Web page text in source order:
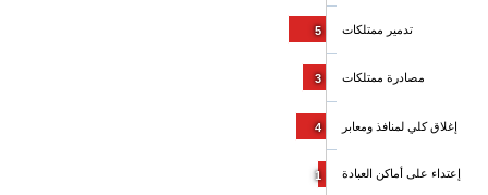
5
3
4
1
تدمير ممتلكات
مصادرة ممتلكات
إغلاق كلي لمنافذ ومعابر
إعتداء على أماكن العبادة